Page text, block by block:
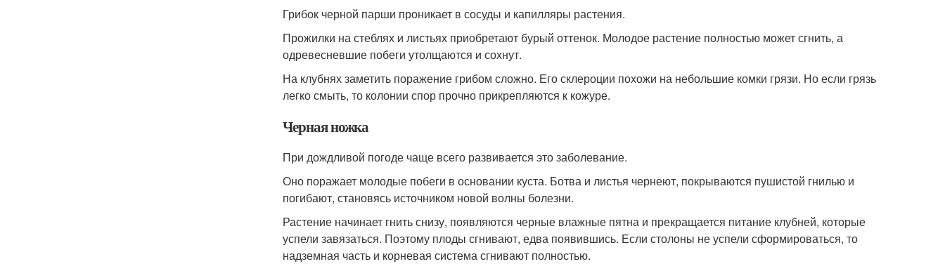
Грибок черной парши проникает в сосуды и капилляры растения.
Прожилки на стеблях и листьях приобретают бурый оттенок. Молодое растение полностью может сгнить, а
одревесневшие побеги утолщаются и сохнут.
На клубнях заметить поражение грибом сложно. Его склероции похожи на небольшие комки грязи. Но если грязь
легко смыть, то колонии спор прочно прикрепляются к кожуре.
Черная ножка
При дождливой погоде чаще всего развивается это заболевание.
Оно поражает молодые побеги в основании куста. Ботва и листья чернеют, покрываются пушистой гнилью и
погибают, становясь источником новой волны болезни.
Растение начинает гнить снизу, появляются черные влажные пятна и прекращается питание клубней, которые
успели завязаться. Поэтому плоды сгнивают, едва появившись. Если столоны не успели сформироваться, то
надземная часть и корневая система сгнивают полностью.